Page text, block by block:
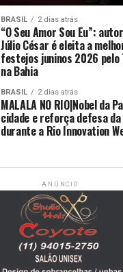
BRASIL 2 dias atrás
“O Seu Amor Sou Eu”:
Júlio César é eleita a
festejos juninos 2026 pelo
na Bahia
BRASIL 2 dias atrás
MALALA NO RIO|Nobel da
cidade e reforça defesa da
durante a Rio Innovation
ANÚNCIO